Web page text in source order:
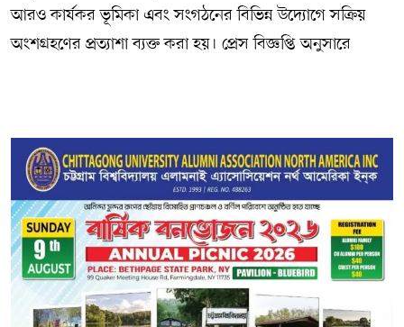
আরও কার্যকর ভূমিকা এবং সংগঠনের বিভিন্ন উদ্যোগে সক্রিয়
অংশগ্রহণের প্রত্যাশা ব্যক্ত করা হয়। প্রেস বিজ্ঞপ্তি অনুসারে